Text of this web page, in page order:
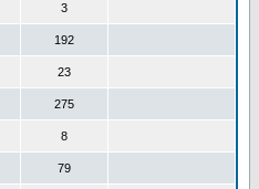
3
192
23
275
8
79